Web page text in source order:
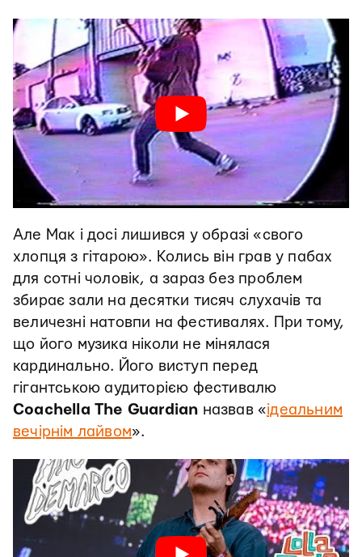
Але Мак і досі лишився у образі «свого
хлопця з гітарою». Колись він грав у пабах
для сотні чоловік, а зараз без проблем
збирає зали на десятки тисяч слухачів та
величезні натовпи на фестивалях. При тому,
що його музика ніколи не мінялася
кардинально. Його виступ перед
гігантською аудиторією фестивалю
Coachella The Guardian назвав «ідеальним
вечірнім лайвом».